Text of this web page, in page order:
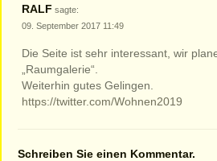
RALF sagte:
09. September 2017 11:49
Die Seite ist sehr interessant, wir
„Raumgalerie“.
Weiterhin gutes Gelingen.
https://twitter.com/Wohnen2019
Schreiben Sie einen Kommentar.